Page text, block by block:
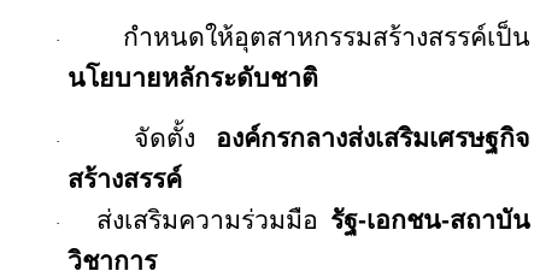
·
กำหนดให้อุตสาหกรรมสร้างสรรค์เป็น
นโยบายหลักระดับชาติ
· จัดตั้ง องค์กรกลางส่งเสริมเศรษฐกิจ
สร้างสรรค์
· ส่งเสริมความร่วมมือ รัฐ-เอกชน-สถาบัน
วิชาการ